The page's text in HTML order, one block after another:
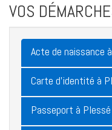
VOS
Acte de naissance
Carte d'identité à
Passeport à Plessé